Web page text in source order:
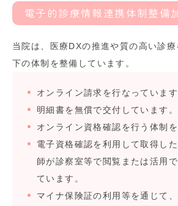
電子的診療情報連携体制整備
当院は、医療DXの推進や質の高い診
下の体制を整備しています。
オンライン請求を行なっています
明細書を無償で交付しています。
オンライン資格確認を行う体制を
電子資格確認を利用して取得し
師が診察室等で閲覧または活用
ています。
マイナ保険証の利用等を通じて